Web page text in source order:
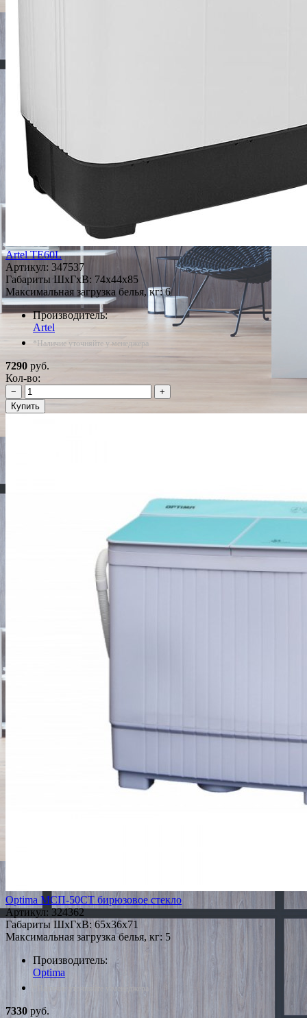
Artel TE60L
Артикул: 347537
Габариты ШxГxВ: 74x44x85
Максимальная загрузка белья, кг: 6
Производитель:
Artel
*Наличие уточняйте у менеджера
7290 руб.
Кол-во:
−
+
Купить
Optima МСП-50СТ бирюзовое стекло
Артикул: 324362
Габариты ШxГxВ: 65x36x71
Максимальная загрузка белья, кг: 5
Производитель:
Optima
*Наличие уточняйте у менеджера
7330 руб.